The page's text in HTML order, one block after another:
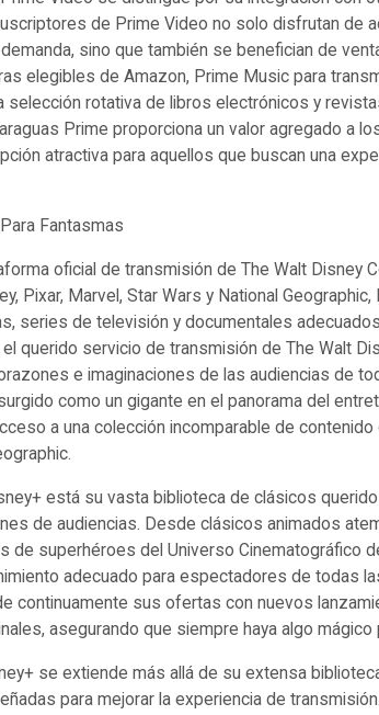
de Prime Video no solo disfrutan de
sino que también se benefician de
elegibles de Amazon, Prime Music para
selección rotativa de libros electrónicos y
Prime proporciona un valor agregado a
atractiva para aquellos que buscan una
Fantasmas
oficial de transmisión de The Walt Disney
Pixar, Marvel, Star Wars y National
series de televisión y documentales
el querido servicio de transmisión de The Walt
e imaginaciones de las audiencias de
como un gigante en el panorama del
a una colección incomparable de contenido
está su vasta biblioteca de clásicos
de audiencias. Desde clásicos animados
de superhéroes del Universo Cinematográfico
adecuado para espectadores de todas
continuamente sus ofertas con nuevos
asegurando que siempre haya algo mágico
se extiende más allá de su extensa
para mejorar la experiencia de